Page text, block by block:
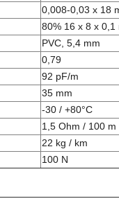
0,008-0,03 x 18
80% 16 x 8 x 0,1
PVC, 5,4 mm
0,79
92 pF/m
35 mm
-30 / +80°C
1,5 Ohm / 100 m
22 kg / km
100 N